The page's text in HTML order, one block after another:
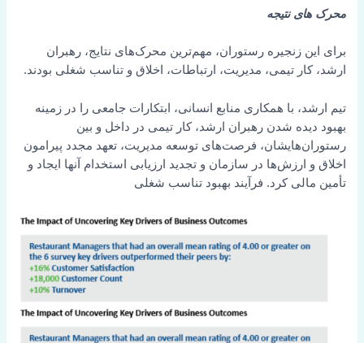
محرک های نتیجه
برای این زنجیره رستوران، مهم‌ترین محرک‌های نتایج، رهبران
ارشد، کار تیمی، مدیریت، ارتباطات، اخلاق و تناسب شغلی بودند.
تیم ارشد، با همکاری منابع انسانی، ابتکارات جامعی را در زمینه
بهبود دیده شدن رهبران ارشد، کار تیمی در داخل و بین
رستوران‌هایشان، فرصت‌های توسعه مدیریت، تعهد مجدد پیرامون
اخلاق و ارزش‌ها در سازمان و تجدید ارزیابی استخدام آنها ایجاد و
تأمین مالی کرد. فرآیند بهبود تناسب شغلی